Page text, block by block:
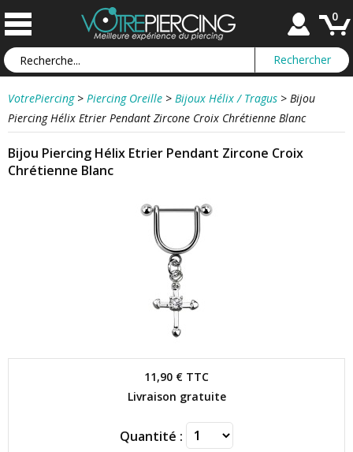
0
VotrePiercing > Piercing Oreille > Bijoux Hélix / Tragus > Bijou
Piercing Hélix Etrier Pendant Zircone Croix Chrétienne Blanc
Bijou Piercing Hélix Etrier Pendant Zircone Croix
Chrétienne Blanc
11,90 € TTC
Livraison gratuite
Quantité :